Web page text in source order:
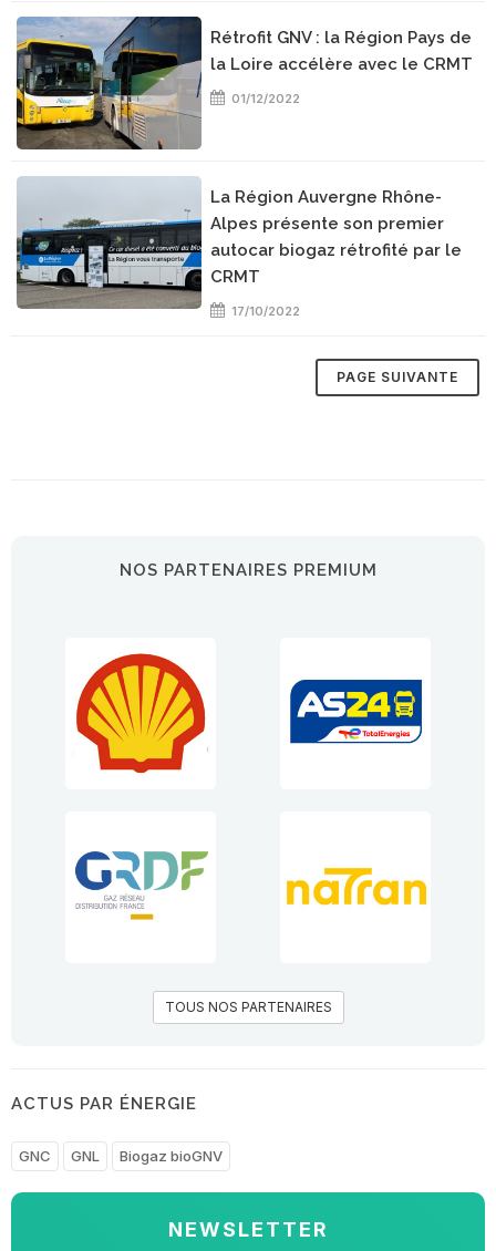
Rétrofit GNV : la Région Pays de
la Loire accélère avec le CRMT
01/12/2022
La Région Auvergne Rhône-
Alpes présente son premier
autocar biogaz rétrofité par le
CRMT
17/10/2022
NOS PARTENAIRES PREMIUM
TOUS NOS PARTENAIRES
ACTUS PAR ÉNERGIE
GNC GNL Biogaz bioGNV
NEWSLETTER